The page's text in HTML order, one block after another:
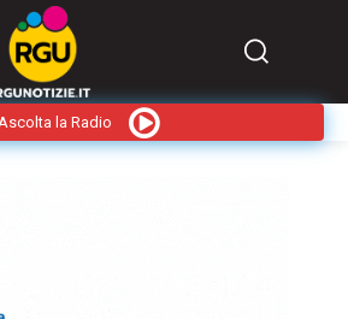
la Radio